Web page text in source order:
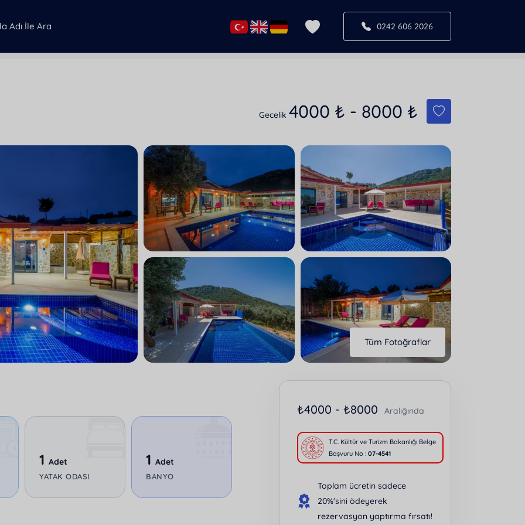
0242 606 2026
Gecelik 4000 ₺ - 8000 ₺
Tüm Fotoğraflar
1 Adet
YATAK ODASI
1 Adet
BANYO
₺4000 - ₺8000 Aralığında
T.C. Kültür ve Turizm Bakanlığı Belge
Başvuru No :07-4541
Toplam ücretin sadece
20%'sini ödeyerek
rezervasyon yaptırma fırsatı!